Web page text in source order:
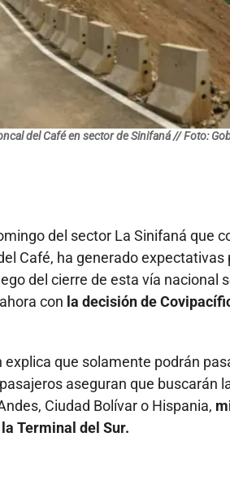
del Café en sector de Sinifaná // Foto:
del sector La Sinifaná que
Café, ha generado
del cierre de esta vía nacional
con la decisión de
que solamente podrán
aseguran que buscarán
Ciudad Bolívar o Hispania,
Terminal del Sur.